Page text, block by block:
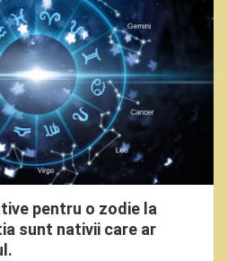
pentru o zodie la
sunt nativii care ar